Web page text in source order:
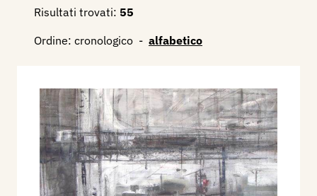
Risultati trovati: 55
Ordine: cronologico - alfabetico